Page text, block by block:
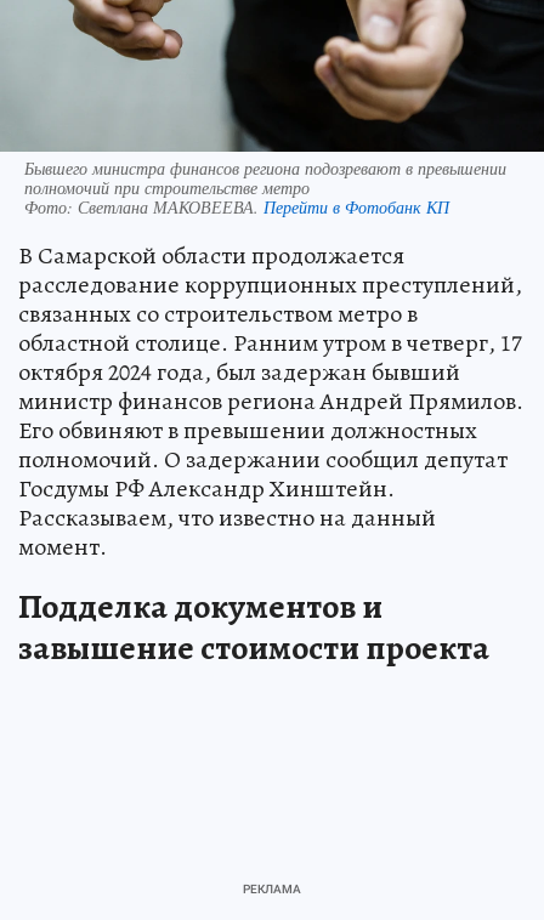
Бывшего министра финансов региона подозревают в превышении
полномочий при строительстве метро
Фото: Светлана МАКОВЕЕВА. Перейти в Фотобанк КП
В Самарской области продолжается
расследование коррупционных преступлений,
связанных со строительством метро в
областной столице. Ранним утром в четверг, 17
октября 2024 года, был задержан бывший
министр финансов региона Андрей Прямилов.
Его обвиняют в превышении должностных
полномочий. О задержании сообщил депутат
Госдумы РФ Александр Хинштейн.
Рассказываем, что известно на данный
момент.
Подделка документов и
завышение стоимости проекта